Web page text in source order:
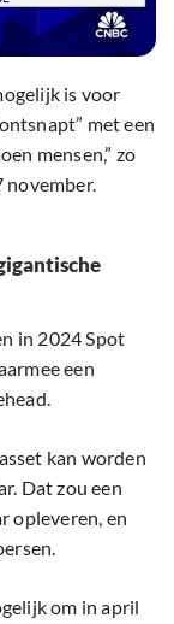
is voor
met een
mensen,” zo
november.
in 2024 Spot
een
kan worden
Dat zou een
opleveren, en
om in april